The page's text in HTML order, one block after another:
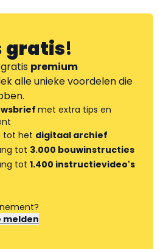
gratis!
premium
alle unieke voordelen die
met extra tips en
tot het digitaal archief
tot 3.000 bouwinstructies
tot 1.400 instructievideo's
melden